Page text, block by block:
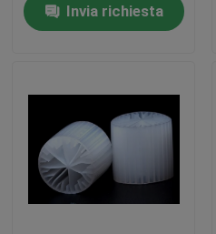
Casa
Circa noi
Giro della fabbrica
Invia richiesta